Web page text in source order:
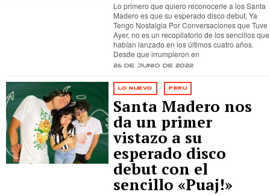
Lo primero que quiero reconocerle a los Santa
Madero es que su esperado disco debut, Ya
Tengo Nostalgia Por Conversaciones que Tuve
Ayer, no es un recopilatorio de los sencillos que
habían lanzado en los últimos cuatro años.
Desde que irrumpieron en
26 de junio de 2022
LO NUEVO · PERÚ
Santa Madero nos
da un primer
vistazo a su
esperado disco
debut con el
sencillo «Puaj!»